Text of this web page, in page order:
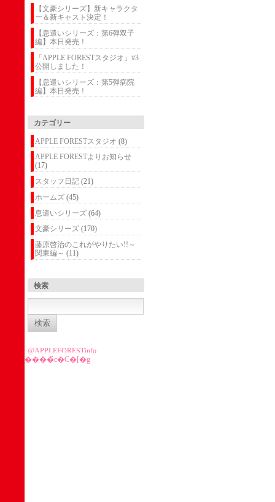
【文豪シリーズ】新キャラクタ
ー＆新キャスト決定！
【息遣いシリーズ：第6弾双子
編】本日発売！
「APPLE FORESTスタジオ」#3
公開しました！
【息遣いシリーズ：第5弾病院
編】本日発売！
カテゴリー
APPLE FORESTスタジオ (8)
APPLE FORESTよりお知らせ
(17)
スタッフ日記 (21)
ホームズ (45)
息遣いシリーズ (64)
文豪シリーズ (170)
藤原啓治のこれがやりたい!!～
関東編～ (11)
検索
検
@APPLEFORESTinfo
����̃c�C�[�g